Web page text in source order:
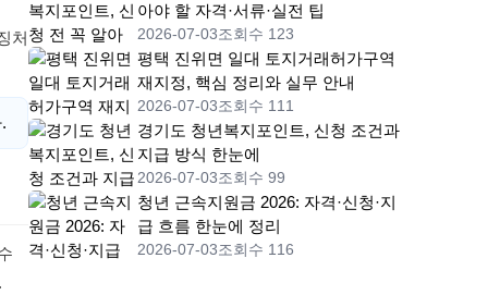
처
아야 할 자격·서류·실전 팁
2026-07-03조회수 123
평택 진위면 일대 토지거래허가구역
재지정, 핵심 정리와 실무 안내
2026-07-03조회수 111
경기도 청년복지포인트, 신청 조건과
지급 방식 한눈에
2026-07-03조회수 99
청년 근속지원금 2026: 자격·신청·지
급 흐름 한눈에 정리
2026-07-03조회수 116